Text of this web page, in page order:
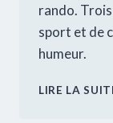
rando.
sport et de
humeur.
LIRE LA